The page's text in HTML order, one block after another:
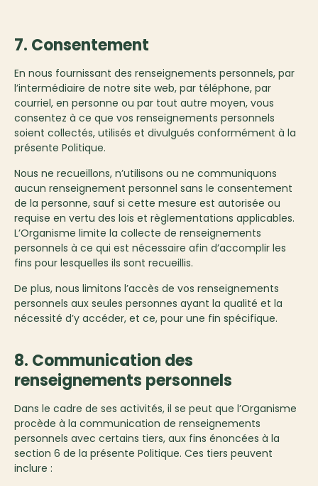
7. Consentement
En nous fournissant des renseignements personnels, par
l’intermédiaire de notre site web, par téléphone, par
courriel, en personne ou par tout autre moyen, vous
consentez à ce que vos renseignements personnels
soient collectés, utilisés et divulgués conformément à la
présente Politique.
Nous ne recueillons, n’utilisons ou ne communiquons
aucun renseignement personnel sans le consentement
de la personne, sauf si cette mesure est autorisée ou
requise en vertu des lois et règlementations applicables.
L’Organisme limite la collecte de renseignements
personnels à ce qui est nécessaire afin d’accomplir les
fins pour lesquelles ils sont recueillis.
De plus, nous limitons l’accès de vos renseignements
personnels aux seules personnes ayant la qualité et la
nécessité d’y accéder, et ce, pour une fin spécifique.
8. Communication des
renseignements personnels
Dans le cadre de ses activités, il se peut que l’Organisme
procède à la communication de renseignements
personnels avec certains tiers, aux fins énoncées à la
section 6 de la présente Politique. Ces tiers peuvent
inclure :